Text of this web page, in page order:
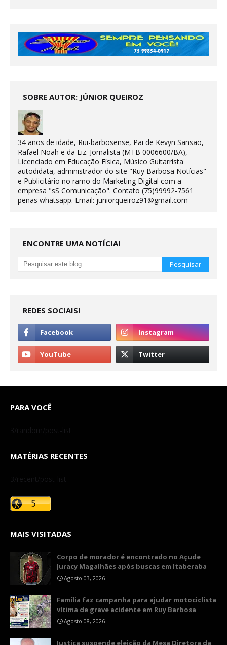
SOBRE AUTOR: JÚNIOR QUEIROZ
34 anos de idade, Rui-barbosense, Pai de Kevyn Sansão,
Rafael Noah e da Liz. Jornalista (MTB 0006600/BA),
Licenciado em Educação Física, Músico Guitarrista
autodidata, administrador do site "Ruy Barbosa Notícias"
e Publicitário no ramo do Marketing Digital com a
empresa "sS Comunicação". Contato (75)99992-7561
penas whatsapp. Email: juniorqueiroz91@gmail.com
ENCONTRE UMA NOTÍCIA!
REDES SOCIAIS!
PARA VOCÊ
3/random/post-list
MATÉRIAS RECENTES
3/recent/post-list
MAIS VISITADAS
Corpo de morador é encontrado no Açude
Juracy Magalhães após buscas em Itaberaba
Agosto 03, 2026
​Família faz campanha para ajudar motociclista
vítima de grave acidente em Ruy Barbosa
Agosto 08, 2026
​Justiça suspende eleição da Mesa Diretora da